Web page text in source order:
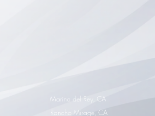
Marina del Rey, CA
Rancho Mirage, CA